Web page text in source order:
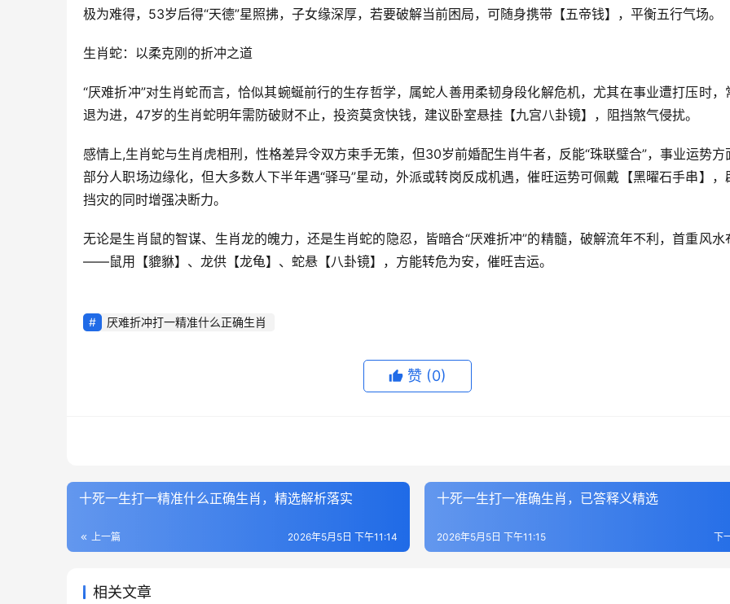
极为难得，53岁后得“天德”星照拂，子女缘深厚，若要破解当前困局，可随身携带【五帝钱】，平衡五行气场。
生肖蛇：以柔克刚的折冲之道
“厌难折冲”对生肖蛇而言，恰似其蜿蜒前行的生存哲学，属蛇人善用柔韧身段化解危机，尤其在事业遭打压时，
退为进，47岁的生肖蛇明年需防破财不止，投资莫贪快钱，建议卧室悬挂【九宫八卦镜】，阻挡煞气侵扰。
感情上,生肖蛇与生肖虎相刑，性格差异令双方束手无策，但30岁前婚配生肖牛者，反能“珠联璧合”，事业运势方
部分人职场边缘化，但大多数人下半年遇“驿马”星动，外派或转岗反成机遇，催旺运势可佩戴【黑曜石手串】，
挡灾的同时增强决断力。
无论是生肖鼠的智谋、生肖龙的魄力，还是生肖蛇的隐忍，皆暗合“厌难折冲”的精髓，破解流年不利，首重风水
——鼠用【貔貅】、龙供【龙龟】、蛇悬【八卦镜】，方能转危为安，催旺吉运。
厌难折冲打一精准什么正确生肖
赞 (0)
十死一生打一精准什么正确生肖，精选解析落实
上一篇 2026年5月5日 下午11:14
十死一生打一准确生肖，已答释义精选
下
2026年5月5日 下午11:15
相关文章